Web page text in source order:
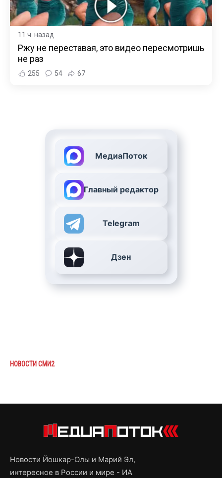
11 ч. назад
Ржу не переставая, это видео пересмотришь
не раз
255 54 67
МедиаПоток
Главный редактор
Telegram
Дзен
НОВОСТИ СМИ2
Новости Йошкар-Олы и Марий Эл,
интересное в России и мире - ИА